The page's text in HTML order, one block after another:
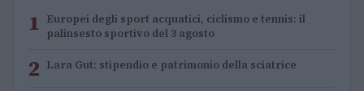
1 Europei degli sport acquatici, ciclismo e tennis: il
palinsesto sportivo del 3 agosto
2 Lara Gut: stipendio e patrimonio della sciatrice